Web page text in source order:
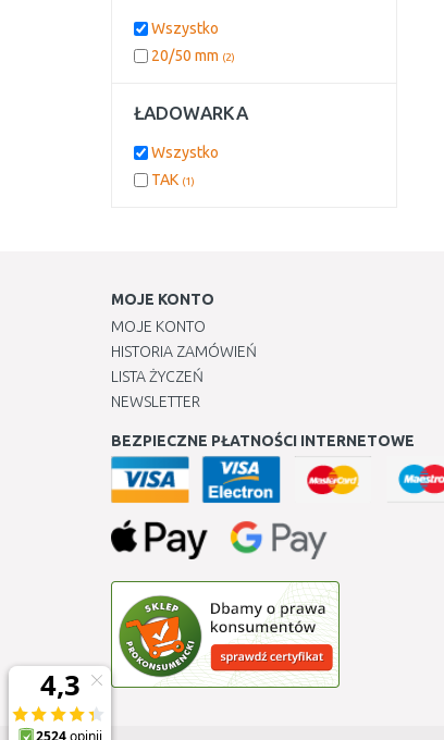
Wszystko
20/50 mm (2)
ŁADOWARKA
Wszystko
TAK (1)
MOJE KONTO
MOJE KONTO
HISTORIA ZAMÓWIEŃ
LISTA ŻYCZEŃ
NEWSLETTER
BEZPIECZNE PŁATNOŚCI INTERNETOWE